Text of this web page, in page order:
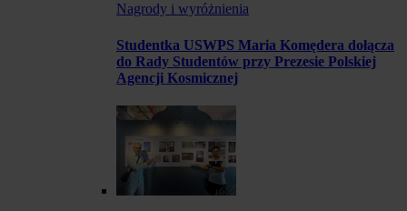
Nagrody i wyróżnienia
Studentka USWPS Maria Komędera dołącza
do Rady Studentów przy Prezesie Polskiej
Agencji Kosmicznej